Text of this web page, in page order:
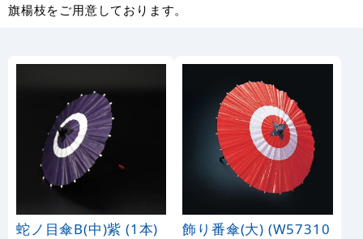
旗楊枝をご用意しております。
蛇ノ目傘B(中)紫 (1本)
飾り番傘(大) (W57310